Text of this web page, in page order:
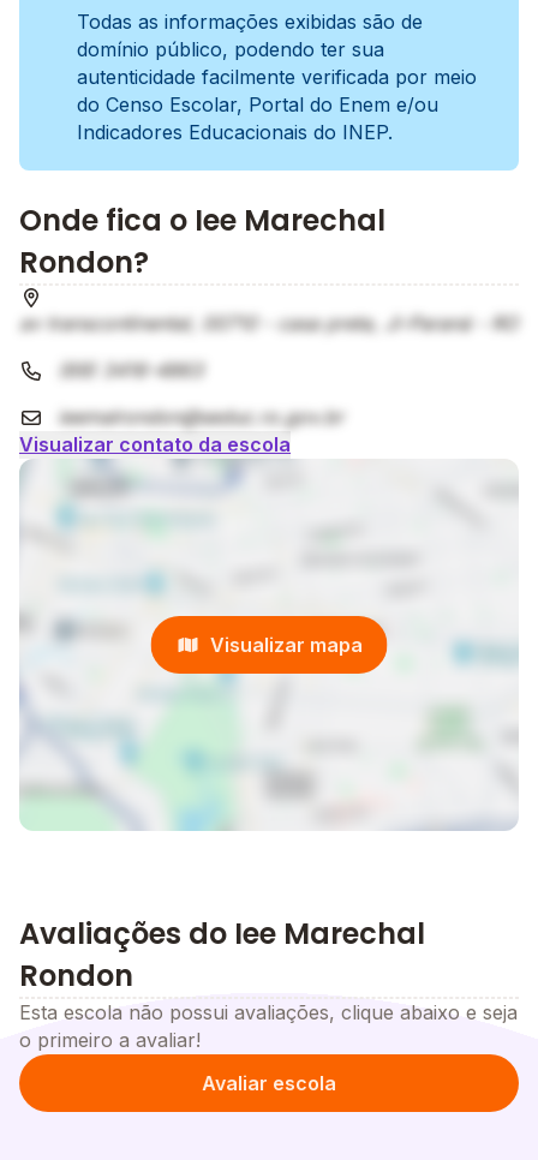
Todas as informações exibidas são de
domínio público, podendo ter sua
autenticidade facilmente verificada por meio
do Censo Escolar, Portal do Enem e/ou
Indicadores Educacionais do INEP.
Onde fica o Iee Marechal
Rondon?
av transcontinental, 00710 - casa preta, Ji-Paraná - RO
(69) 3416-4863
ieemalrondon@seduc.ro.gov.br
Visualizar contato da escola
Visualizar mapa
Avaliações do Iee Marechal
Rondon
Esta escola não possui avaliações, clique abaixo e seja
o primeiro a avaliar!
Avaliar escola